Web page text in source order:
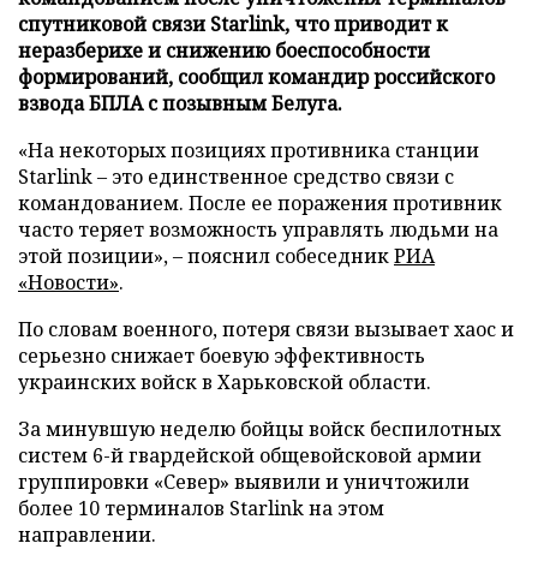
спутниковой связи Starlink, что приводит к
неразберихе и снижению боеспособности
формирований, сообщил командир российского
взвода БПЛА с позывным Белуга.
«На некоторых позициях противника станции
Starlink – это единственное средство связи с
командованием. После ее поражения противник
часто теряет возможность управлять людьми на
этой позиции», – пояснил собеседникРИА
«Новости».
По словам военного, потеря связи вызывает хаос и
серьезно снижает боевую эффективность
украинских войск в Харьковской области.
За минувшую неделю бойцы войск беспилотных
систем 6-й гвардейской общевойсковой армии
группировки «Север» выявили и уничтожили
более 10 терминалов Starlink на этом
направлении.